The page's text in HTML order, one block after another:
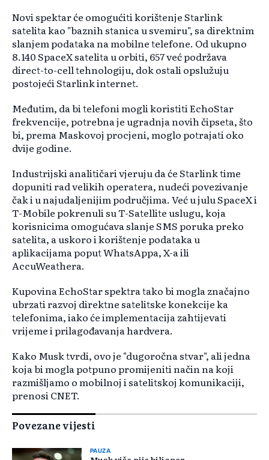
Novi spektar će omogućiti korištenje Starlink
satelita kao "baznih stanica u svemiru", sa direktnim
slanjem podataka na mobilne telefone. Od ukupno
8.140 SpaceX satelita u orbiti, 657 već podržava
direct-to-cell tehnologiju, dok ostali opslužuju
postojeći Starlink internet.
Međutim, da bi telefoni mogli koristiti EchoStar
frekvencije, potrebna je ugradnja novih čipseta, što
bi, prema Maskovoj procjeni, moglo potrajati oko
dvije godine.
Industrijski analitičari vjeruju da će Starlink time
dopuniti rad velikih operatera, nudeći povezivanje
čak i u najudaljenijim područjima. Već u julu SpaceX i
T-Mobile pokrenuli su T-Satellite uslugu, koja
korisnicima omogućava slanje SMS poruka preko
satelita, a uskoro i korištenje podataka u
aplikacijama poput WhatsAppa, X-a ili
AccuWeathera.
Kupovina EchoStar spektra tako bi mogla značajno
ubrzati razvoj direktne satelitske konekcije ka
telefonima, iako će implementacija zahtijevati
vrijeme i prilagođavanja hardvera.
Kako Musk tvrdi, ovo je "dugoročna stvar", ali jedna
koja bi mogla potpuno promijeniti način na koji
razmišljamo o mobilnoj i satelitskoj komunikaciji,
prenosi CNET.
Povezane vijesti
PAUZA